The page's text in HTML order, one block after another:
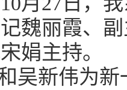
魏丽霞、
娟主持。
吴新伟为